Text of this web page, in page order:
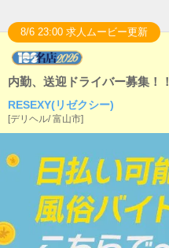
8/6 23:00 求人ムービー更新
内勤、送迎ドライバー募集！！
RESEXY(リゼクシー)
[デリヘル/富山市]